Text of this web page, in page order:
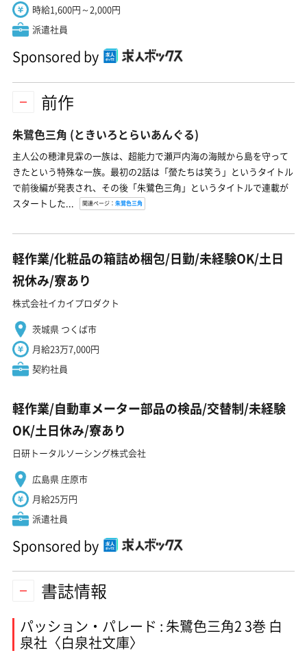
時給1,600円～2,000円
派遣社員
Sponsored by
前作
朱鷺色三角 (ときいろとらいあんぐる)
主人公の穂津見霖の一族は、超能力で瀬戸内海の海賊から島を守って
きたという特殊な一族。最初の2話は「螢たちは笑う」というタイトル
で前後編が発表され、その後「朱鷺色三角」というタイトルで連載が
スタートした...
関連ページ： 朱鷺色三角
軽作業/化粧品の箱詰め梱包/日勤/未経験OK/土日
祝休み/寮あり
株式会社イカイプロダクト
茨城県 つくば市
月給23万7,000円
契約社員
軽作業/自動車メーター部品の検品/交替制/未経験
OK/土日休み/寮あり
日研トータルソーシング株式会社
広島県 庄原市
月給25万円
派遣社員
Sponsored by
書誌情報
パッション・パレード : 朱鷺色三角2 3巻 白
泉社〈白泉社文庫〉